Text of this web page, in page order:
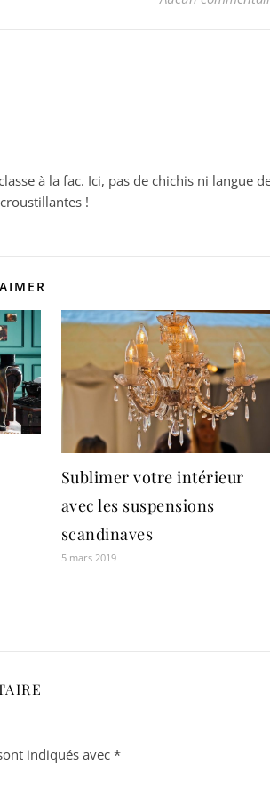
à la fac. Ici, pas de chichis ni langue
!
Sublimer votre intérieur
avec les suspensions
scandinaves
5 mars 2019
indiqués avec *